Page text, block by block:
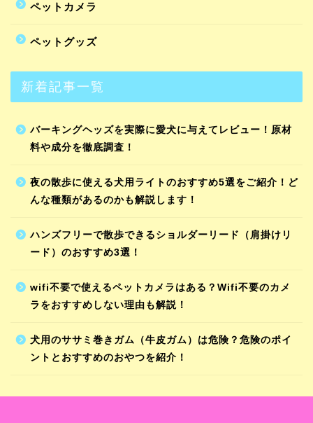
ペットカメラ
ペットグッズ
新着記事一覧
バーキングヘッズを実際に愛犬に与えてレビュー！原材
料や成分を徹底調査！
夜の散歩に使える犬用ライトのおすすめ5選をご紹介！ど
んな種類があるのかも解説します！
ハンズフリーで散歩できるショルダーリード（肩掛けリ
ード）のおすすめ3選！
wifi不要で使えるペットカメラはある？Wifi不要のカメ
ラをおすすめしない理由も解説！
犬用のササミ巻きガム（牛皮ガム）は危険？危険のポイ
ントとおすすめのおやつを紹介！